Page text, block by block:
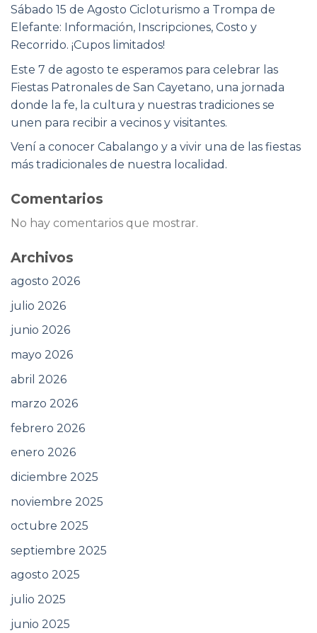
Sábado 15 de Agosto Cicloturismo a Trompa de
Elefante: Información, Inscripciones, Costo y
Recorrido. ¡Cupos limitados!
Este 7 de agosto te esperamos para celebrar las
Fiestas Patronales de San Cayetano, una jornada
donde la fe, la cultura y nuestras tradiciones se
unen para recibir a vecinos y visitantes.
Vení a conocer Cabalango y a vivir una de las fiestas
más tradicionales de nuestra localidad.
Comentarios
No hay comentarios que mostrar.
Archivos
agosto 2026
julio 2026
junio 2026
mayo 2026
abril 2026
marzo 2026
febrero 2026
enero 2026
diciembre 2025
noviembre 2025
octubre 2025
septiembre 2025
agosto 2025
julio 2025
junio 2025